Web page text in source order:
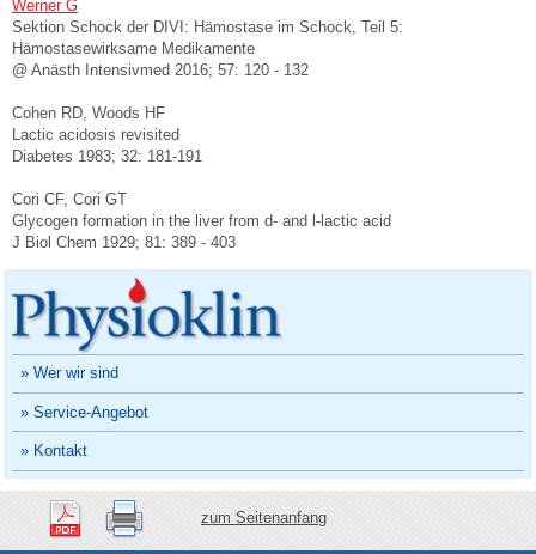
Werner G
Sektion Schock der DIVI: Hämostase im Schock, Teil 5:
Hämostasewirksame Medikamente
@ Anästh Intensivmed 2016; 57: 120 - 132
Cohen RD, Woods HF
Lactic acidosis revisited
Diabetes 1983; 32: 181-191
Cori CF, Cori GT
Glycogen formation in the liver from d- and l-lactic acid
J Biol Chem 1929; 81: 389 - 403
» Wer wir sind
» Service-Angebot
» Kontakt
zum Seitenanfang